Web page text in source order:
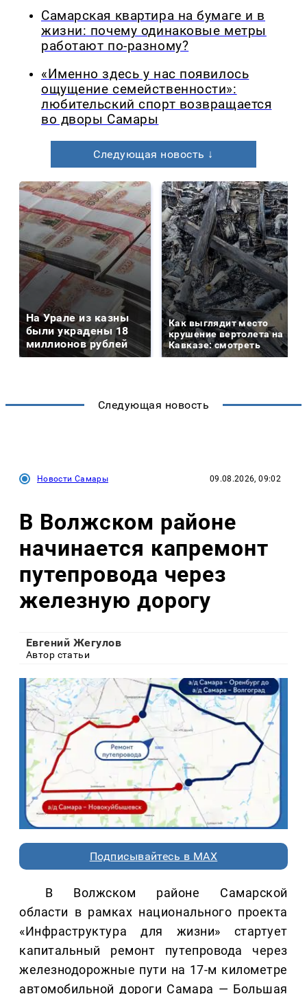
Самарская квартира на бумаге и в
жизни: почему одинаковые метры
работают по-разному?
«Именно здесь у нас появилось
ощущение семейственности»:
любительский спорт возвращается
во дворы Самары
Следующая новость ↓
На Урале из казны
были украдены 18
миллионов рублей
Как выглядит место
крушение вертолета на
Кавказе: смотреть
Следующая новость
Новости Самары 09.08.2026, 09:02
В Волжском районе
начинается капремонт
путепровода через
железную дорогу
Евгений Жегулов
Автор статьи
Подписывайтесь в MAX
В Волжском районе Самарской
области в рамках национального проекта
«Инфраструктура для жизни» стартует
капитальный ремонт путепровода через
железнодорожные пути на 17-м километре
автомобильной дороги Самара — Большая